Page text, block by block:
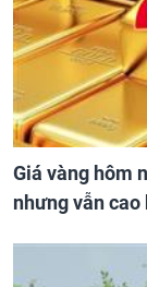
Giá vàng hôm
nhưng vẫn